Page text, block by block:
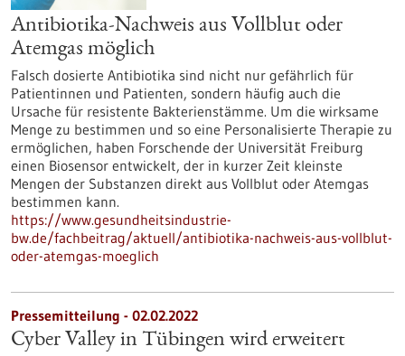
Antibiotika-Nachweis aus Vollblut oder
Atemgas möglich
Falsch dosierte Antibiotika sind nicht nur gefährlich für
Patientinnen und Patienten, sondern häufig auch die
Ursache für resistente Bakterienstämme. Um die wirksame
Menge zu bestimmen und so eine Personalisierte Therapie zu
ermöglichen, haben Forschende der Universität Freiburg
einen Biosensor entwickelt, der in kurzer Zeit kleinste
Mengen der Substanzen direkt aus Vollblut oder Atemgas
bestimmen kann.
https://www.gesundheitsindustrie-
bw.de/fachbeitrag/aktuell/antibiotika-nachweis-aus-vollblut-
oder-atemgas-moeglich
Pressemitteilung - 02.02.2022
Cyber Valley in Tübingen wird erweitert